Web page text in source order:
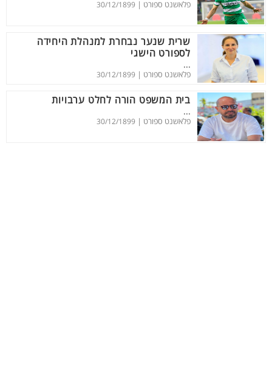
פלאשנט ספורט | 30/12/1899
שרית שנער נבחרת למנהלת היחידה
לספורט הישגי
...
פלאשנט ספורט | 30/12/1899
בית המשפט הורה לחלט ערבויות
...
פלאשנט ספורט | 30/12/1899